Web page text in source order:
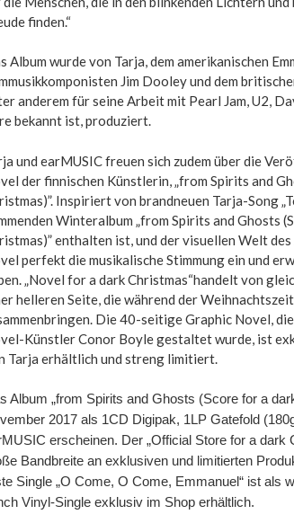
finden.“
Album wurde von Tarja, dem amerikanischen
Jim Dooley und dem
anderem für seine Arbeit mit Pearl Jam, U2,
bekannt ist, produziert.
und earMUSIC freuen sich zudem über die
der finnischen Künstlerin, „from Spirits and
Inspiriert von brandneuen Tarja-Song
Winteralbum „from Spirits and Ghosts
enthalten ist, und der visuellen Welt
perfekt die musikalische Stimmung ein und
„Novel for a dark Christmas“handelt von
helleren Seite, die während der
Die 40-seitige Graphic Novel,
Künstler Conor Boyle gestaltet wurde, ist
Tarja erhältlich und streng limitiert.
Album „from Spirits and Ghosts (Score for a
2017 als 1CD Digipak, 1LP Gatefold
erscheinen. Der „Official Store for a dark
Bandbreite an exklusiven und limitierten
Single „O Come, O Come, Emmanuel“ ist als
Vinyl-Single exklusiv im Shop erhältlich.